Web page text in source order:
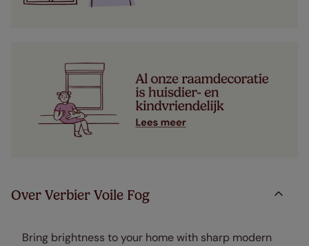
Over Verbier Voile Fog
Bring brightness to your home with sharp modern